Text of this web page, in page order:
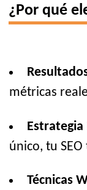
¿Por qué
métricas
Estrategia
único, tu
Técnicas